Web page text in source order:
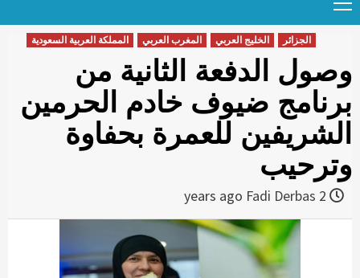
to
content
Menu
الجزائر الخليج العربي المغرب العربي المملكة العربية السعودية
وصول الدفعة الثانية من
برنامج ضيوف خادم الحرمين
الشريفين للعمرة بحفاوة
وترحيب
Fadi Derbas